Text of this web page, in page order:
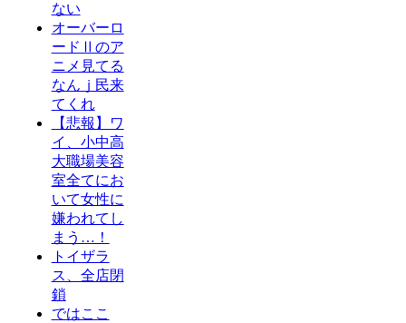
ない
オーバーロ
ードⅡのア
ニメ見てる
なんｊ民来
てくれ
【悲報】ワ
イ、小中高
大職場美容
室全てにお
いて女性に
嫌われてし
まう…！
トイザラ
ス、全店閉
鎖
ではここ